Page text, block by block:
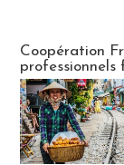
Coopération
professionnels